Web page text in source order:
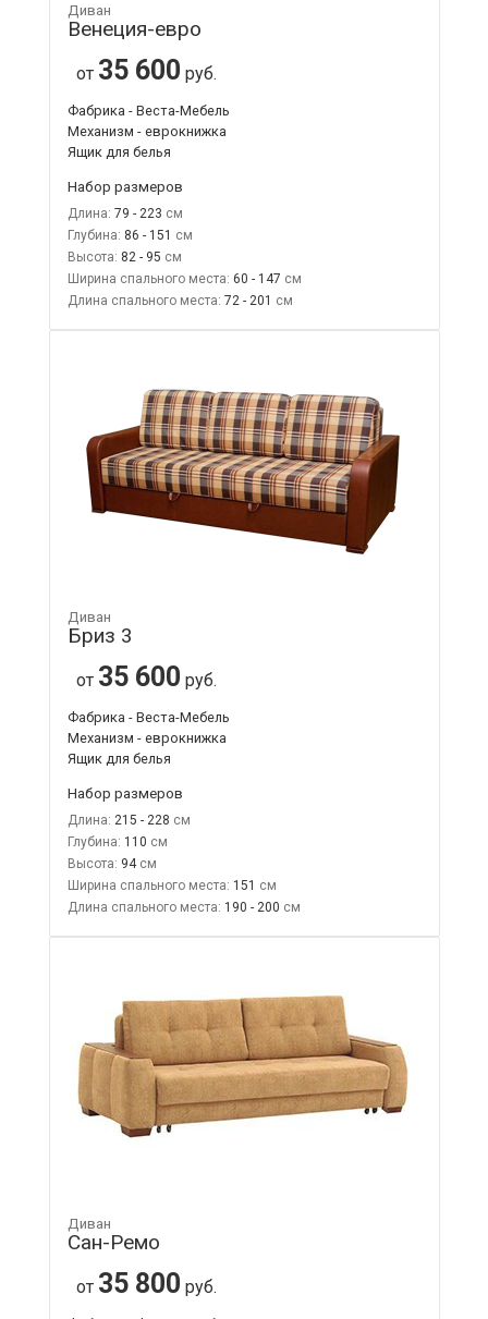
Диван
Венеция-евро
от 35 600 руб.
Фабрика - Веста-Мебель
Механизм - еврокнижка
Ящик для белья
Набор размеров
Длина: 79 - 223
Глубина: 86 - 151
Высота: 82 - 95
Ширина спального места: 60 - 147
Длина спального места: 72 - 201
Диван
Бриз 3
от 35 600 руб.
Фабрика - Веста-Мебель
Механизм - еврокнижка
Ящик для белья
Набор размеров
Длина: 215 - 228
Глубина: 110
Высота: 94
Ширина спального места: 151
Длина спального места: 190 - 200
Диван
Сан-Ремо
от 35 800 руб.